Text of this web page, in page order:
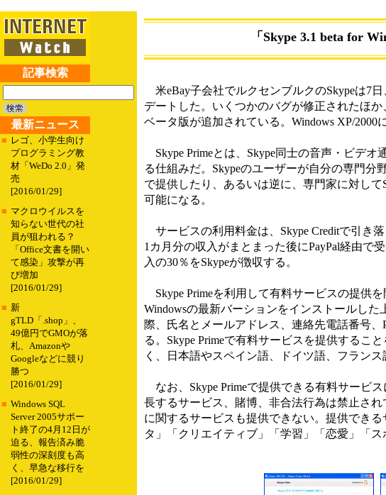
記事検索
最新ニュース
■ レゴ、小学生向け
プログラミング教
材「WeDo 2.0」発
売
[2016/01/29]
■ マクロウイルスを
知らない世代の社
員が狙われる？
「Office文書を開い
て感染」攻撃が再
び増加
[2016/01/29]
■ 新
gTLD「.shop」、
49億円でGMOが落
札、Amazonや
Googleなどに競り
勝つ
[2016/01/29]
■ Windows SQL
Server 2005サポー
ト終了の4月12日が
迫る、報告済み脆
弱性の深刻度も高
く、早急な移行を
[2016/01/29]
「Skype 3.1 beta for
米eBay子会社でルクセンブルクのSkypeは7日
デートした。いくつかのバグが修正されたほ
ベータ版が追加されている。Windows XP/2000
Skype Primeとは、Skype同士の音声・ビデオ
る仕組みだ。Skypeのユーザーが自分の専門分
で提供したり、あるいは逆に、専門家に対し
可能になる。
サービスの利用料金は、Skype Creditで引き
1カ月分の収入がまとまった後にPayPal経由で
入の30％をSkypeが徴収する。
Skype Primeを利用して有料サービスの提供を
Windowsの最新バーションをインストールし
際、氏名とメールアドレス、連絡先電話番号
る。Skype Primeで有料サービスを提供するこ
く、日本語やスペイン語、ドイツ語、フランス
なお、Skype Primeで提供できる有料サービ
長するサービス、賭博、非合法行為は禁止さ
に関するサービスも提供できない。提供でき
タ」「クリエイティブ」「学習」「恋愛」「